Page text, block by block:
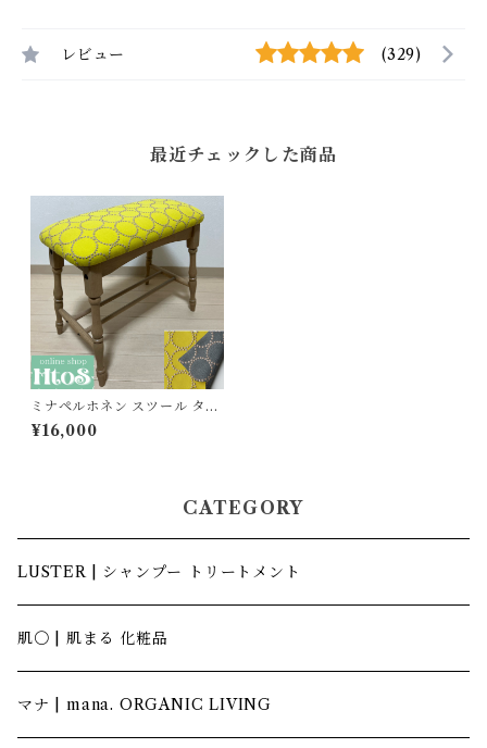
レビュー (329)
最近チェックした商品
ミナペルホネン スツール タン
バリン ベンチ【イエロー/グレ
ー】
¥16,000
CATEGORY
LUSTER | シャンプー トリートメント
肌〇 | 肌まる 化粧品
マナ | mana. ORGANIC LIVING